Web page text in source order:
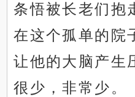
条悟被长老们抱
在这个孤单的院
让他的大脑产生
很少，非常少。